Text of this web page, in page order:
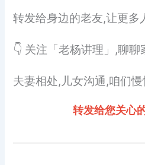
转发给身边的老友,让更
👇 关注「老杨讲理」,聊
夫妻相处,儿女沟通,咱们
转发给您关心